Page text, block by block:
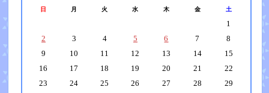
日 月 火 水 木 金 土
1
2
3 4 5 6 7
8
9
10 11 12 13 14
15
16
17 18 19 20 21
22
23
24 25 26 27 28
29